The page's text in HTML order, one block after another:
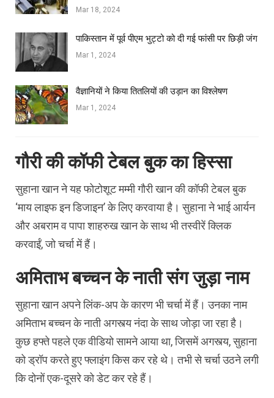
Mar 18, 2024
पाकिस्तान में पूर्व पीएम भुट्टो को दी गई फांसी पर छिड़ी जंग
Mar 1, 2024
वैज्ञानियों ने किया तितलियों की उड़ान का विश्लेषण
Mar 1, 2024
गौरी की कॉफी टेबल बुक का हिस्सा
सुहाना खान ने यह फोटोशूट मम्मी गौरी खान की कॉफी टेबल बुक
‘माय लाइफ इन डिजाइन’ के लिए करवाया है। सुहाना ने भाई आर्यन
और अबराम व पापा शाहरुख खान के साथ भी तस्वीरें क्लिक
करवाईं, जो चर्चा में हैं।
अमिताभ बच्चन के नाती संग जुड़ा नाम
सुहाना खान अपने लिंक-अप के कारण भी चर्चा में हैं। उनका नाम
अमिताभ बच्चन के नाती अगस्त्य नंदा के साथ जोड़ा जा रहा है।
कुछ हफ्ते पहले एक वीडियो सामने आया था, जिसमें अगस्त्य, सुहाना
को ड्रॉप करते हुए फ्लाइंग किस कर रहे थे। तभी से चर्चा उठने लगी
कि दोनों एक-दूसरे को डेट कर रहे हैं।